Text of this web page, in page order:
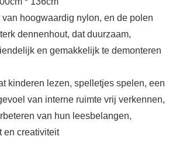
van hoogwaardig nylon, en de polen
dennenhout, dat duurzaam,
en gemakkelijk te demonteren
kinderen lezen, spelletjes spelen, een
van interne ruimte vrij verkennen,
van hun leesbelangen,
en creativiteit